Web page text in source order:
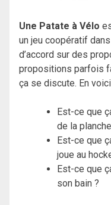
Une Patate à Vélo
un jeu coopératif
d’accord sur des
propositions parfois
ça se discute. En
Est-ce que
de la
Est-ce que
joue au
Est-ce que
son bain ?